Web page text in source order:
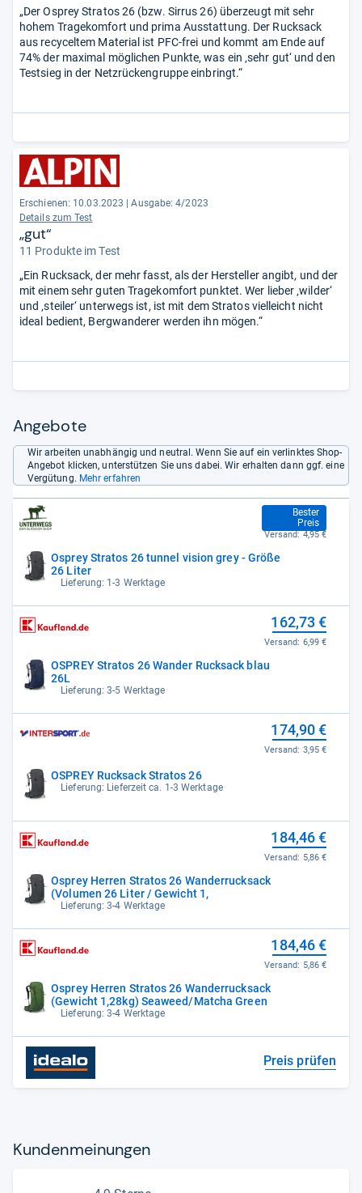
„Der Osprey Stratos 26 (bzw. Sirrus 26) überzeugt mit sehr
hohem Tragekomfort und prima Ausstattung. Der Rucksack
aus recyceltem Material ist PFC-frei und kommt am Ende auf
74% der maximal möglichen Punkte, was ein ‚sehr gut‘ und den
Testsieg in der Netzrückengruppe einbringt.“
Erschienen: 10.03.2023
Ausgabe: 4/2023
Details zum Test
„gut“
11 Produkte im Test
„Ein Rucksack, der mehr fasst, als der Hersteller angibt, und der
mit einem sehr guten Tragekomfort punktet. Wer lieber ‚wilder‘
und ‚steiler‘ unterwegs ist, ist mit dem Stratos vielleicht nicht
ideal bedient, Bergwanderer werden ihn mögen.“
Angebote
Wir arbeiten unabhängig und neutral. Wenn Sie auf ein verlinktes Shop-
Angebot klicken, unterstützen Sie uns dabei. Wir erhalten dann ggf. eine
Vergütung. Mehr erfahren
Osprey Stratos 26 tunnel vision grey - Größe
26 Liter
Lieferung: 1-3 Werktage
Bester
Preis
134,95 €
Versand: 4,95 €
OSPREY Stratos 26 Wander Rucksack blau
26L
Lieferung: 3-5 Werktage
162,73 €
Versand: 6,99 €
OSPREY Rucksack Stratos 26
Lieferung: Lieferzeit ca. 1-3 Werktage
174,90 €
Versand: 3,95 €
Osprey Herren Stratos 26 Wanderrucksack
(Volumen 26 Liter / Gewicht 1,
Lieferung: 3-4 Werktage
184,46 €
Versand: 5,86 €
Osprey Herren Stratos 26 Wanderrucksack
(Gewicht 1,28kg) Seaweed/Matcha Green
Lieferung: 3-4 Werktage
184,46 €
Versand: 5,86 €
Preis prüfen
Kun­den­mei­nun­gen